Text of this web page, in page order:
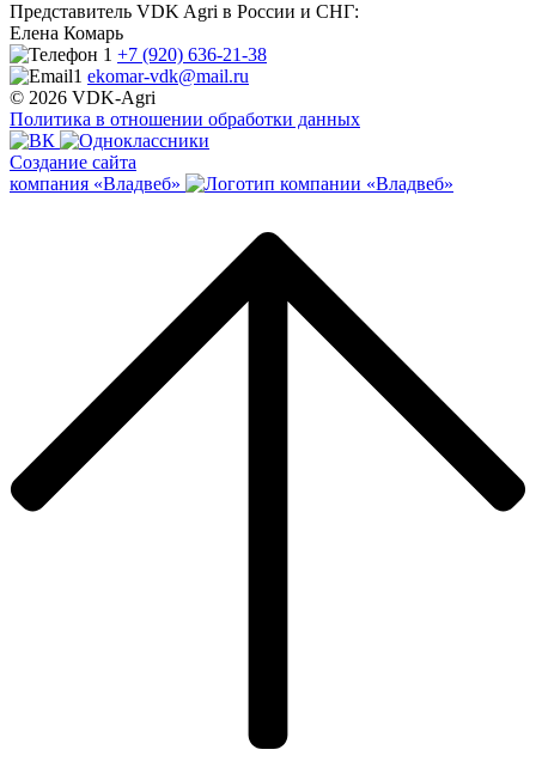
Представитель VDK Agri в России и СНГ:
Елена Комарь
+7 (920) 636-21-38
ekomar-vdk@mail.ru
© 2026 VDK-Agri
Политика в отношении обработки данных
Создание сайта
компания «Владвеб»